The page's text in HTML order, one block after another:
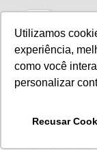
Utilizamos
experiência,
como você
personalizar
Recusar